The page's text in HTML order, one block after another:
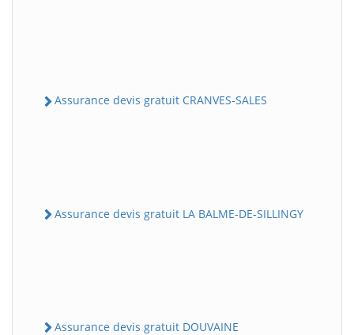
Assurance devis gratuit CRANVES-SALES
Assurance devis gratuit LA BALME-DE-SILLINGY
Assurance devis gratuit DOUVAINE